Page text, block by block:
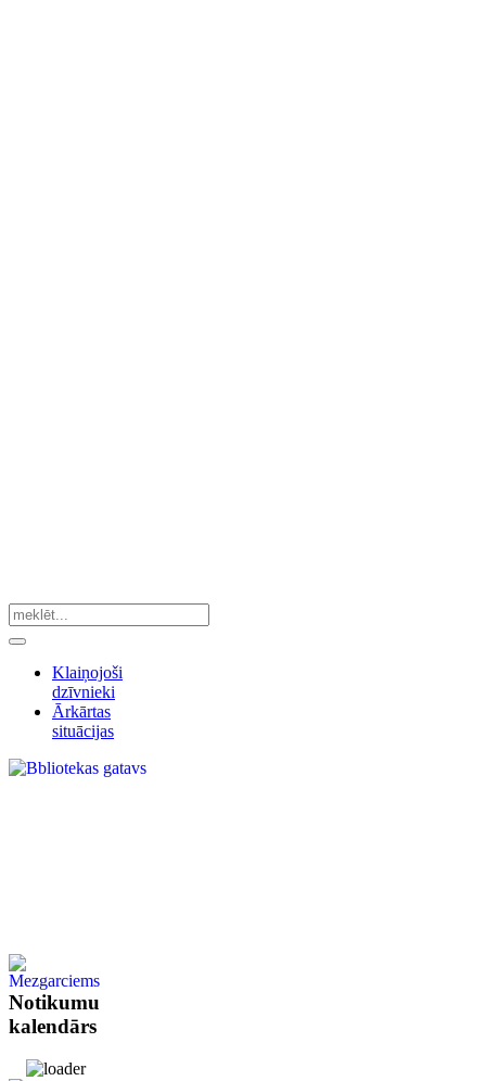
Klaiņojoši
dzīvnieki
Ārkārtas
situācijas
Notikumu
kalendārs